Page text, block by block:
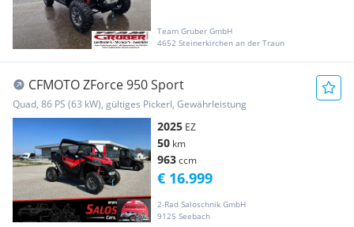
Team Gruber GmbH
4652 Steinerkirchen an der Traun
CFMOTO ZForce 950 Sport
Quad, 86 PS (63 kW), gültiges Pickerl, Gewährleistung
2025 EZ
50 km
963ccm
2-Rad Saloschnik GmbH
9125 Seebach
€ 16.999